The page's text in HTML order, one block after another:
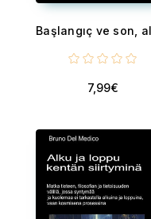
7,99€